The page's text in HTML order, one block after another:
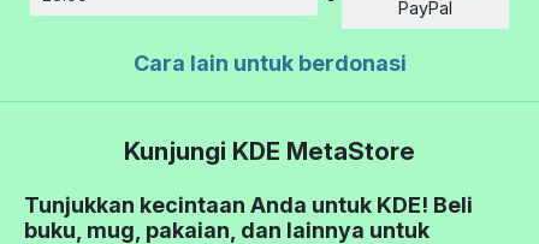
PayPal
Cara lain untuk berdonasi
Kunjungi KDE MetaStore
Tunjukkan kecintaan Anda untuk KDE! Beli
buku, mug, pakaian, dan lainnya untuk